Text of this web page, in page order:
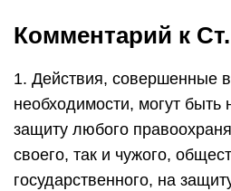
Комментарий к
1. Действия, совершенные
необходимости, могут
защиту любого
своего, так и чужого,
государственного, на